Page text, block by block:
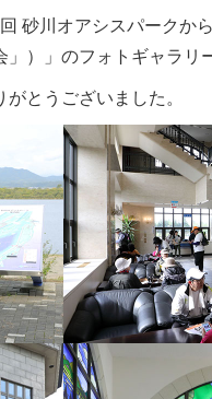
砂川オアシスパーク
）」のフォトギャラリ
とうございました。